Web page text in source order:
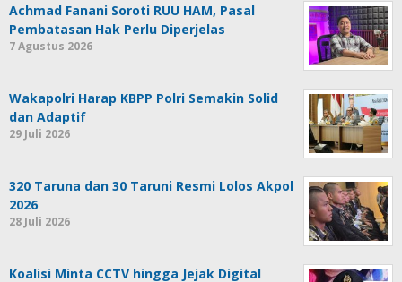
Achmad Fanani Soroti RUU HAM, Pasal
Pembatasan Hak Perlu Diperjelas
7 Agustus 2026
Wakapolri Harap KBPP Polri Semakin Solid
dan Adaptif
29 Juli 2026
320 Taruna dan 30 Taruni Resmi Lolos Akpol
2026
28 Juli 2026
Koalisi Minta CCTV hingga Jejak Digital